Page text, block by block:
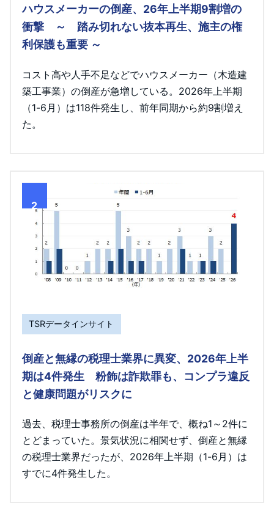
ハウスメーカーの倒産、26年上半期9割増の
衝撃 ～ 踏み切れない抜本再生、施主の権
利保護も重要 ～
コスト高や人手不足などでハウスメーカー（木造建
築工事業）の倒産が急増している。2026年上半期
（1-6月）は118件発生し、前年同期から約9割増え
た。
2
TSRデータインサイト
倒産と無縁の税理士業界に異変、2026年上半
期は4件発生 粉飾は詐欺罪も、コンプラ違反
と健康問題がリスクに
過去、税理士事務所の倒産は半年で、概ね1～2件に
とどまっていた。景気状況に相関せず、倒産と無縁
の税理士業界だったが、2026年上半期（1-6月）は
すでに4件発生した。